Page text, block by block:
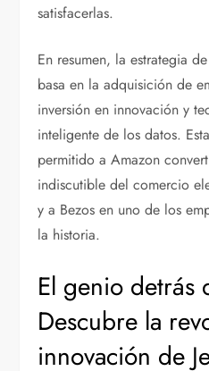
satisfacerlas.
En resumen, la estrategia
basa en la adquisición de
inversión en innovación y
inteligente de los datos.
permitido a Amazon
indiscutible del comercio
y a Bezos en uno de los
la historia.
El genio detrás
Descubre la
innovación de